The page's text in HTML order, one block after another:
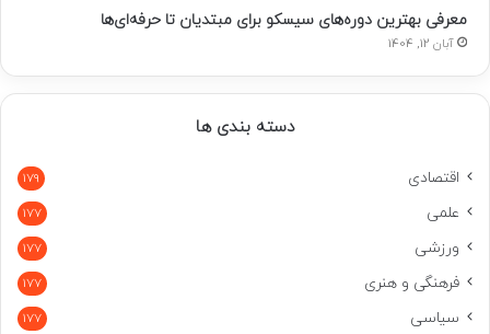
معرفی بهترین دوره‌های سیسکو برای مبتدیان تا حرفه‌ای‌ها
آبان 12, 1404
دسته بندی ها
اقتصادی 179
علمی 177
ورزشی 177
فرهنگی و هنری 177
سیاسی 177